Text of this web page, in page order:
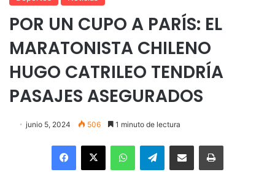
POR UN CUPO A PARÍS: EL
MARATONISTA CHILENO
HUGO CATRILEO TENDRÍA
PASAJES ASEGURADOS
junio 5, 2024 506 1 minuto de lectura
Facebook
X WhatsAppTelegramEnviar vía email Imprimir